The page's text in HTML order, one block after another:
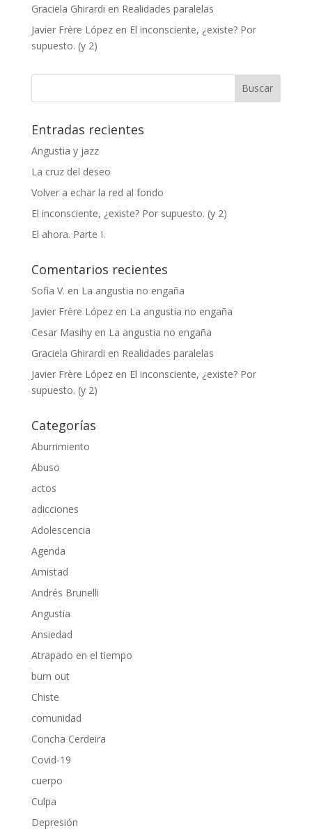
Graciela Ghirardi en Realidades paralelas
Javier Frère Lópezen El inconsciente, ¿existe? Por
supuesto. (y 2)
Entradas recientes
Angustia y jazz
La cruz del deseo
Volver a echar la red al fondo
El inconsciente, ¿existe? Por supuesto. (y 2)
El ahora. Parte I.
Comentarios recientes
Sofia V. en La angustia no engaña
Javier Frère Lópezen La angustia no engaña
Cesar Masihyen La angustia no engaña
Graciela Ghirardi en Realidades paralelas
Javier Frère Lópezen El inconsciente, ¿existe? Por
supuesto. (y 2)
Categorías
Aburrimiento
Abuso
actos
adicciones
Adolescencia
Agenda
Amistad
Andrés Brunelli
Angustia
Ansiedad
Atrapado en el tiempo
burn out
Chiste
comunidad
Concha Cerdeira
Covid-19
cuerpo
Culpa
Depresión